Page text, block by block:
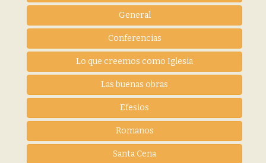
General
Conferencias
Lo que creemos como Iglesia
Las buenas obras
Efesios
Romanos
Santa Cena